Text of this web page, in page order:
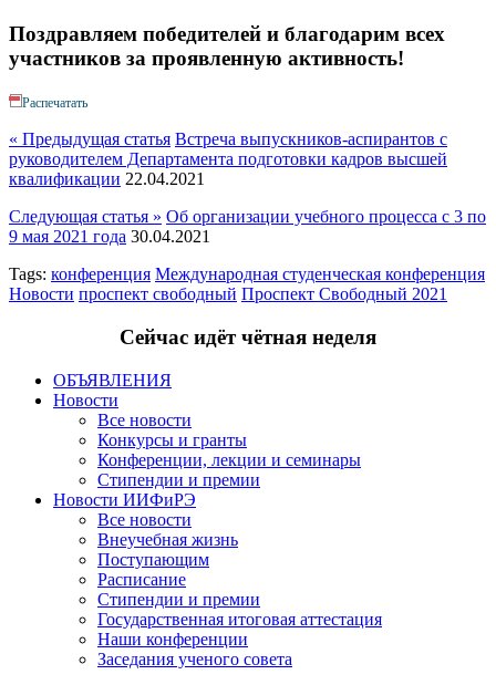
Поздравляем победителей и благодарим всех
участников за проявленную активность!
Распечатать
« Предыдущая статья Встреча выпускников-аспирантов с
руководителем Департамента подготовки кадров высшей
квалификации 22.04.2021
Следующая статья » Об организации учебного процесса с 3 по
9 мая 2021 года 30.04.2021
Tags: конференция Международная студенческая конференция
Новости проспект свободный Проспект Свободный 2021
Сейчас идёт чётная неделя
ОБЪЯВЛЕНИЯ
Новости
Все новости
Конкурсы и гранты
Конференции, лекции и семинары
Стипендии и премии
Новости ИИФиРЭ
Все новости
Внеучебная жизнь
Поступающим
Расписание
Стипендии и премии
Государственная итоговая аттестация
Наши конференции
Заседания ученого совета